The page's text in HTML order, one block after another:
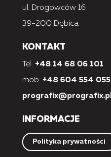
ul. Drogowców 16
39-200 Dębica
KONTAKT
Tel. +48 14 68 06 101
mob: +48 604 554 055
prografix@prografix.pl
INFORMACJE
Polityka prywatności